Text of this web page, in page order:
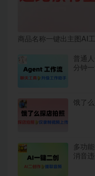
商品名称一键出主图AI
普通
分钟
饿了
多功
消音